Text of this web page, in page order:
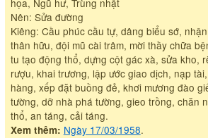
họa, Ngũ hư, Trùng nhật
Nên: Sửa đường
Kiêng: Cầu phúc cầu tự, dâng biểu sớ,
thân hữu, đội mũ cài trâm, mời thầy chữa
tu tạo động thổ, dựng cột gác xà, sửa kho,
rượu, khai trương, lập ước giao dịch, nạp
hàng, xếp đặt buồng đẻ, khơi mương đào
tường, dỡ nhà phá tường, gieo trồng, chăn
thổ, an táng, cải táng.
Xem thêm: Ngày 17/03/1958.